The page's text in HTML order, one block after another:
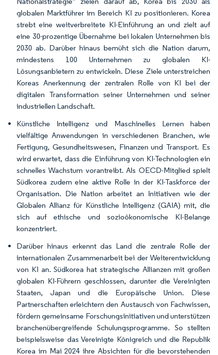
globalen Marktführer im Bereich KI zu positionieren. Korea
strebt eine weitverbreitete KI-Einführung an und zielt auf
eine 30-prozentige Übernahme bei lokalen Unternehmen bis
2030 ab. Darüber hinaus bemüht sich die Nation darum,
mindestens 100 Unternehmen zu globalen KI-
Lösungsanbietern zu entwickeln. Diese Ziele unterstreichen
Koreas Anerkennung der zentralen Rolle von KI bei der
digitalen Transformation seiner Unternehmen und seiner
industriellen Landschaft.
Künstliche Intelligenz und Maschinelles Lernen haben
vielfältige Anwendungen in verschiedenen Branchen, wie
Fertigung, Gesundheitswesen, Finanzen und Transport. Es
wird erwartet, dass die Einführung von KI-Technologien ein
schnelles Wachstum vorantreibt. Als OECD-Mitglied spielt
Südkorea zudem eine aktive Rolle in der KI-Taskforce der
Organisation. Die Nation arbeitet an Initiativen wie der
Globalen Allianz für Künstliche Intelligenz (GAIA) mit, die
sich auf ethische und sozioökonomische KI-Belange
konzentriert.
Darüber hinaus erkennt das Land die zentrale Rolle der
internationalen Zusammenarbeit bei der Weiterentwicklung
von KI an. Südkorea hat strategische Allianzen mit großen
globalen KI-Führern geschlossen, darunter die Vereinigten
Staaten, Japan und die Europäische Union. Diese
Partnerschaften erleichtern den Austausch von Fachwissen,
fördern gemeinsame Forschungsinitiativen und unterstützen
branchenübergreifende Schulungsprogramme. So stellten
beispielsweise das Vereinigte Königreich und die Republik
Korea im Mai 2024 ihre Absichten für die bevorstehenden